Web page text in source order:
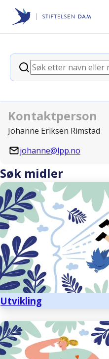
Stiftelsen Dam
Søk
back
Landsforeningen
Kontaktperson
Johanne Eriksen Rimstad
johanne@lpp.no
Søk midler
Utvikling